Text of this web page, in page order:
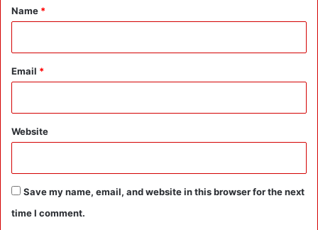
*
Name *
Email *
Website
Save my name, email, and website in this browser for the next
time I comment.